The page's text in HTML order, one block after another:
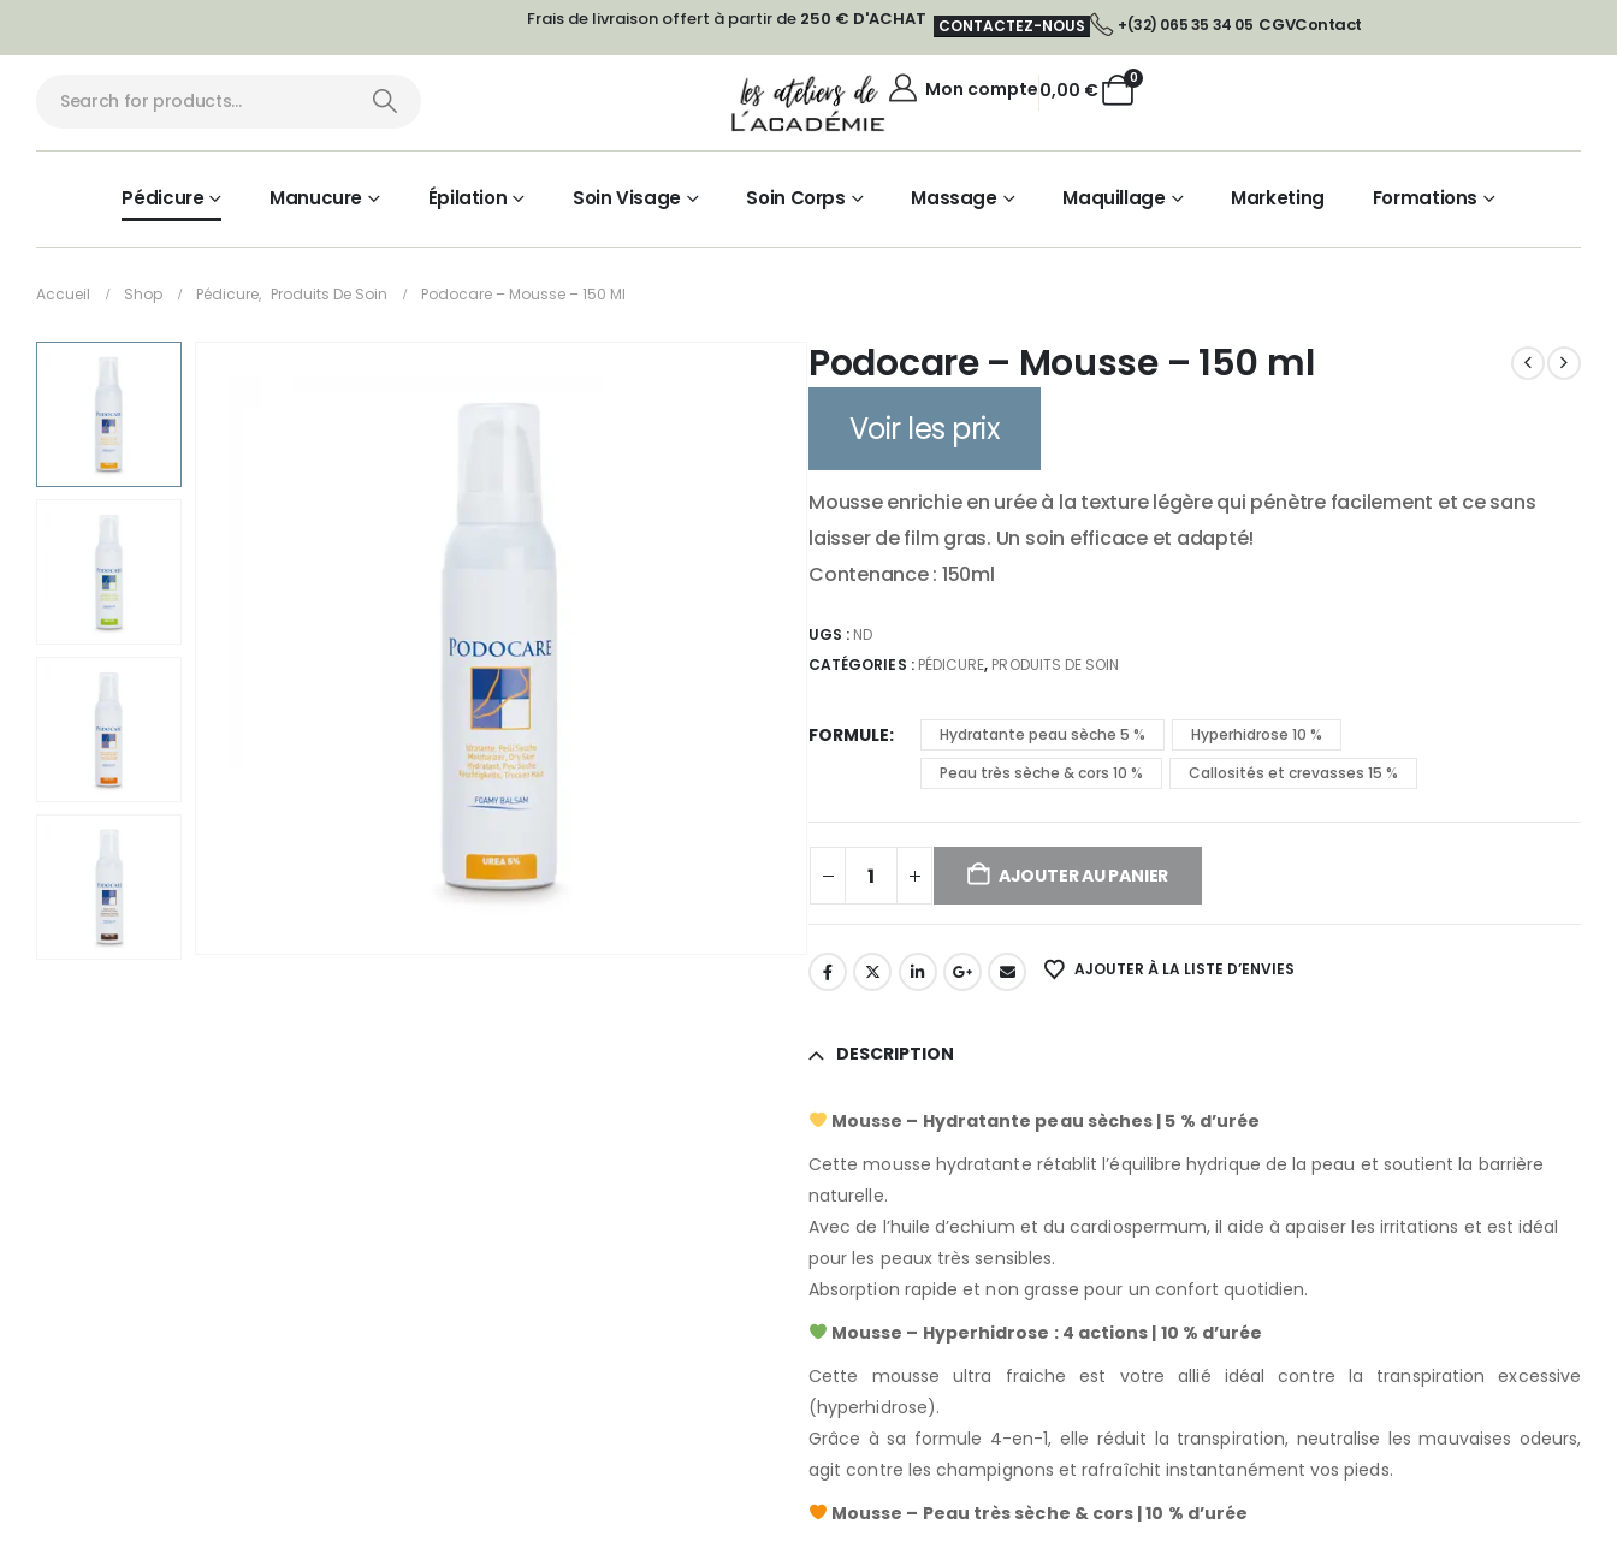
Frais de livraison offert à partir de 250 € D'ACHAT CONTACTEZ-NOUS +(32) 065 35 34 05 CGVContact
Mon compte 0
0,00 €
Pédicure Manucure Épilation Soin Visage Soin Corps Massage Maquillage Marketing Formations
Accueil Shop Pédicure, Produits De Soin Podocare – Mousse – 150 Ml
Podocare – Mousse – 150 ml
Voir les prix
Mousse enrichie en urée à la texture légère qui pénètre facilement et ce sans
laisser de film gras. Un soin efficace et adapté!
Contenance : 150ml
UGS : ND
CATÉGORIES : PÉDICURE, PRODUITS DE SOIN
FORMULE Hydratante peau sèche 5 %
Hyperhidrose 10 %
Peau très sèche & cors 10 %
Callosités et crevasses 15 %
AJOUTER AU PANIER
AJOUTER À LA LISTE D’ENVIES
DESCRIPTION
Mousse – Hydratante peau sèches | 5 % d’urée
Cette mousse hydratante rétablit l’équilibre hydrique de la peau et soutient la barrière
naturelle.
Avec de l’huile d’echium et du cardiospermum, il aide à apaiser les irritations et est idéal
pour les peaux très sensibles.
Absorption rapide et non grasse pour un confort quotidien.
Mousse – Hyperhidrose : 4 actions | 10 % d’urée
Cette mousse ultra fraiche est votre allié idéal contre la transpiration excessive
(hyperhidrose).
Grâce à sa formule 4-en-1, elle réduit la transpiration, neutralise les mauvaises odeurs,
agit contre les champignons et rafraîchit instantanément vos pieds.
Mousse – Peau très sèche & cors | 10 % d’urée